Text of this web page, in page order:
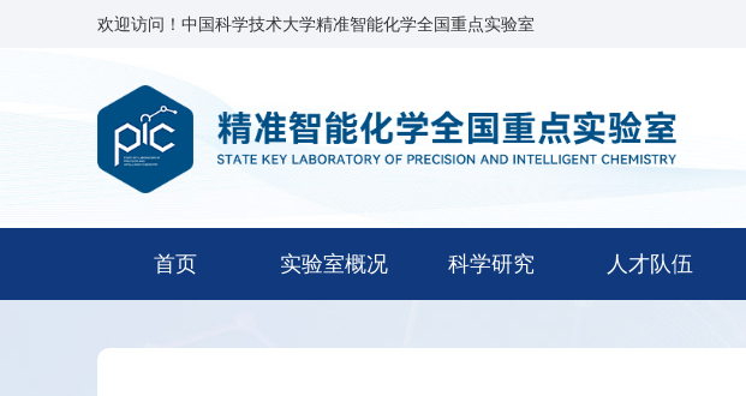
欢迎访问！中国科学技术大学精准智能化学全国重点实验室
首页 实验室概况 科学研究 人才队伍